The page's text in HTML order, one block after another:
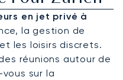
en jet privé à
la gestion de
les loisirs discrets.
réunions autour de
sur la